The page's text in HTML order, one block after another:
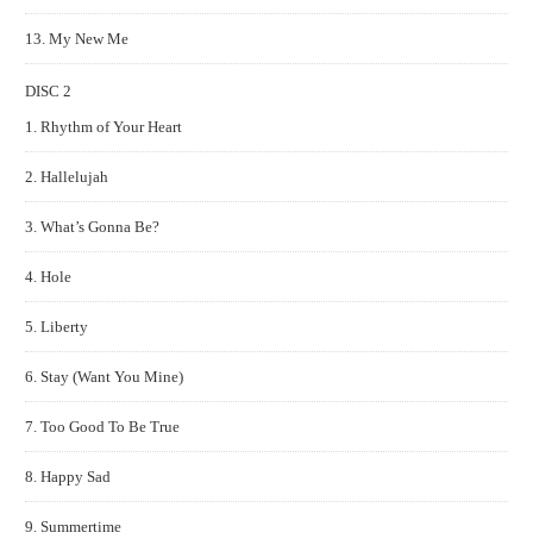
13. My New Me
DISC 2
1. Rhythm of Your Heart
2. Hallelujah
3. What’s Gonna Be?
4. Hole
5. Liberty
6. Stay (Want You Mine)
7. Too Good To Be True
8. Happy Sad
9. Summertime